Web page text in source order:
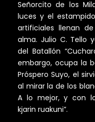
Señorcito de los
luces y el
artificiales llenan
alma. Julio C. Tello
del Batallón
embargo, ocupa la
Próspero Suyo, el
al mirar la de los
A lo mejor, y con
kjarin ruakuni”.